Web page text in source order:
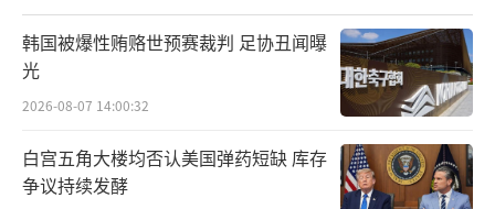
韩国被爆性贿赂世预赛裁判 足协丑闻曝
光
2026-08-07 14:00:32
白宫五角大楼均否认美国弹药短缺 库存
争议持续发酵